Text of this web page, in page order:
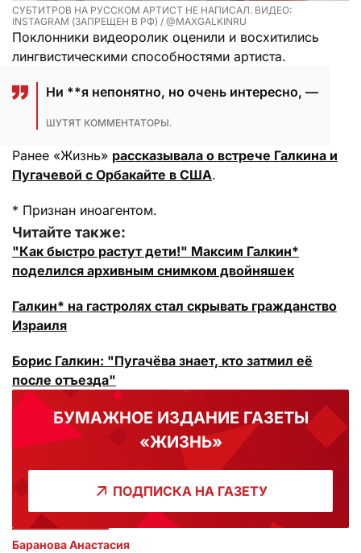
СУБТИТРОВ НА РУССКОМ АРТИСТ НЕ НАПИСАЛ. ВИДЕО:
INSTAGRAM (ЗАПРЕЩЕН В РФ) / @MAXGALKINRU
Поклонники видеоролик оценили и восхитились
лингвистическими способностями артиста.
Ни **я непонятно, но очень интересно, —
ШУТЯТ КОММЕНТАТОРЫ.
Ранее «Жизнь» рассказывала о встрече Галкина и
Пугачевой с Орбакайте в США.
* Признан иноагентом.
Читайте также:
"Как быстро растут дети!" Максим Галкин*
поделился архивным снимком двойняшек
Галкин* на гастролях стал скрывать гражданство
Израиля
Борис Галкин: "Пугачёва знает, кто затмил её
после отъезда"
БУМАЖНОЕ ИЗДАНИЕ ГАЗЕТЫ
«ЖИЗНЬ»
ПОДПИСКА НА ГАЗЕТУ
Баранова Анастасия